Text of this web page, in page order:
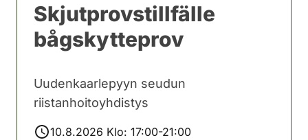
Skjutprovstillfälle
bågskytteprov
Uudenkaarlepyyn seudun
riistanhoitoyhdistys
10.8.2026 Klo: 17:00-21:00